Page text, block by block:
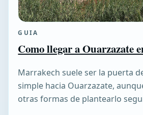
GUIA
Como llegar a Ouarzazate
Marrakech suele ser la puerta
simple hacia Ouarzazate,
otras formas de plantearlo